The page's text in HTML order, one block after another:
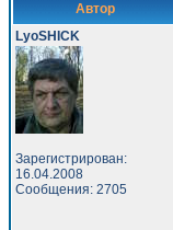
Автор
LyoSHICK
Зарегистрирован:
16.04.2008
Сообщения: 2705